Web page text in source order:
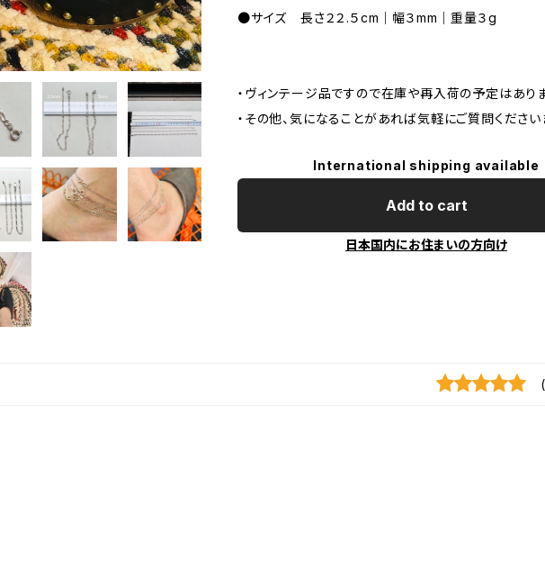
●サイズ 長さ２２.５cm｜幅３mm｜重量３g
・ヴィンテージ品ですので在庫や再入荷の予定はありま
・その他、気になることがあれば気軽にご質問ください
International shipping available
Add to cart
日本国内にお住まいの方向け